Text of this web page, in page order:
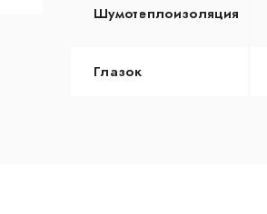
Шумотеплоизоляция
Глазок